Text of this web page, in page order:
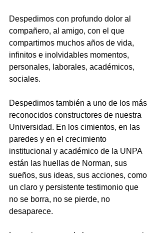
Despedimos con profundo dolor al
compañero, al amigo, con el que
compartimos muchos años de vida,
infinitos e inolvidables momentos,
personales, laborales, académicos,
sociales.
Despedimos también a uno de los más
reconocidos constructores de nuestra
Universidad. En los cimientos, en las
paredes y en el crecimiento
institucional y académico de la UNPA
están las huellas de Norman, sus
sueños, sus ideas, sus acciones, como
un claro y persistente testimonio que
no se borra, no se pierde, no
desaparece.